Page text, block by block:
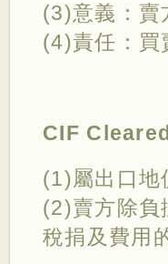
(3)意義：賣
(4)責任：買
CIF
(1)屬出口地
(2)賣方除負
稅捐及費用